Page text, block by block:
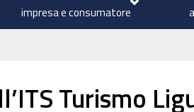
impresa e consumatore
Turismo